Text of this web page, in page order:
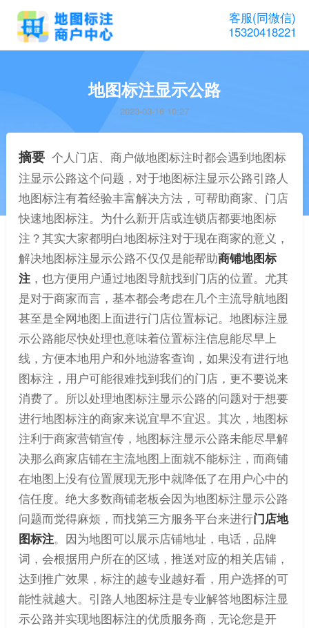
客服(同微信)
15320418221
地图标注显示公路
2023-03-16 10:27
摘要 个人门店、商户做地图标注时都会遇到地图标
注显示公路这个问题，对于地图标注显示公路引路人
地图标注有着经验丰富解决方法，可帮助商家、门店
快速地图标注。为什么新开店或连锁店都要地图标
注？其实大家都明白地图标注对于现在商家的意义，
解决地图标注显示公路不仅仅是能帮助商铺地图标
注，也方便用户通过地图导航找到门店的位置。尤其
是对于商家而言，基本都会考虑在几个主流导航地图
甚至是全网地图上面进行门店位置标记。地图标注显
示公路能尽快处理也意味着位置标注信息能尽早上
线，方便本地用户和外地游客查询，如果没有进行地
图标注，用户可能很难找到我们的门店，更不要说来
消费了。所以处理地图标注显示公路的问题对于想要
进行地图标注的商家来说宜早不宜迟。其次，地图标
注利于商家营销宣传，地图标注显示公路未能尽早解
决那么商家店铺在主流地图上面就不能标注，而商铺
在地图上没有位置展现无形中就降低了在用户心中的
信任度。绝大多数商铺老板会因为地图标注显示公路
问题而觉得麻烦，而找第三方服务平台来进行门店地
图标注。因为地图可以展示店铺地址，电话，品牌
词，会根据用户所在的区域，推送对应的相关店铺，
达到推广效果，标注的越专业越好看，用户选择的可
能性就越大。引路人地图标注是专业解答地图标注显
示公路并实现地图标注的优质服务商，无论您是开